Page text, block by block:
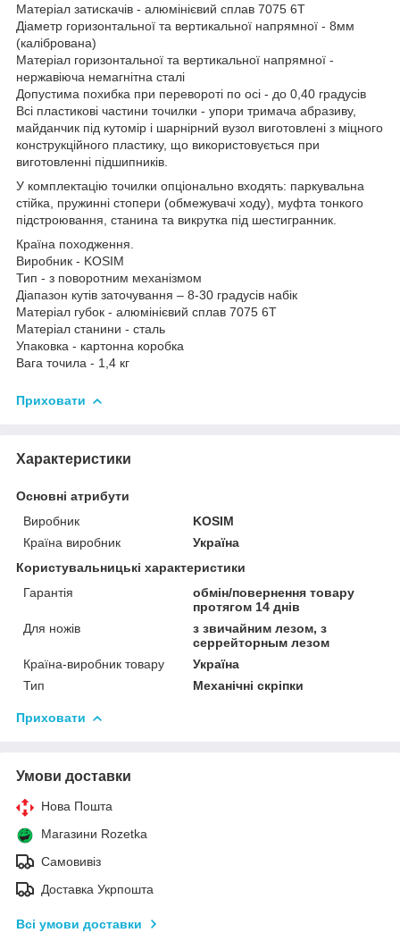
Матеріал затискачів - алюмінієвий сплав 7075 6Т
Діаметр горизонтальної та вертикальної напрямної - 8мм
(калібрована)
Матеріал горизонтальної та вертикальної напрямної -
нержавіюча немагнітна сталі
Допустима похибка при перевороті по осі - до 0,40 градусів
Всі пластикові частини точилки - упори тримача абразиву,
майданчик під кутомір і шарнірний вузол виготовлені з міцного
конструкційного пластику, що використовується при
виготовленні підшипників.
У комплектацію точилки опціонально входять: паркувальна
стійка, пружинні стопери (обмежувачі ходу), муфта тонкого
підстроювання, станина та викрутка під шестигранник.
Країна походження.
Виробник - KOSIM
Тип - з поворотним механізмом
Діапазон кутів заточування – 8-30 градусів набік
Матеріал губок - алюмінієвий сплав 7075 6Т
Матеріал станини - сталь
Упаковка - картонна коробка
Вага точила - 1,4 кг
Приховати
Характеристики
Основні атрибути
Виробник
KOSIM
Країна виробник
Україна
Користувальницькі характеристики
Гарантія
обмін/повернення товару
протягом 14 днів
Для ножів
з звичайним лезом, з
серрейторным лезом
Країна-виробник товару
Україна
Тип
Механічні скріпки
Приховати
Умови доставки
Нова Пошта
Магазини Rozetka
Самовивіз
Доставка Укрпошта
Всі умови доставки